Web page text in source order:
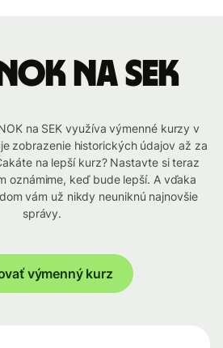
na SEK
na SEK využíva výmenné kurzy v
zobrazenie historických údajov až za
na lepší kurz? Nastavte si teraz
oznámime, keď bude lepší. A vďaka
vám už nikdy neuniknú najnovšie
správy.
výmenný kurz